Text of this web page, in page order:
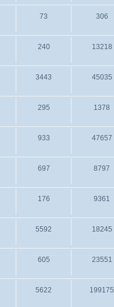
73 306
240 13218
3443 45035
295 1378
933 47657
697 8797
176 9361
5592 18245
605 23551
5622 199175